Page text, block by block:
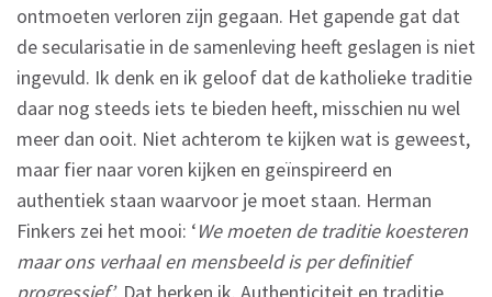
ontmoeten verloren zijn gegaan. Het gapende gat dat
de secularisatie in de samenleving heeft geslagen is niet
ingevuld. Ik denk en ik geloof dat de katholieke traditie
daar nog steeds iets te bieden heeft, misschien nu wel
meer dan ooit. Niet achterom te kijken wat is geweest,
maar fier naar voren kijken en geïnspireerd en
authentiek staan waarvoor je moet staan. Herman
Finkers zei het mooi: ‘We moeten de traditie koesteren
maar ons verhaal en mensbeeld is per definitief